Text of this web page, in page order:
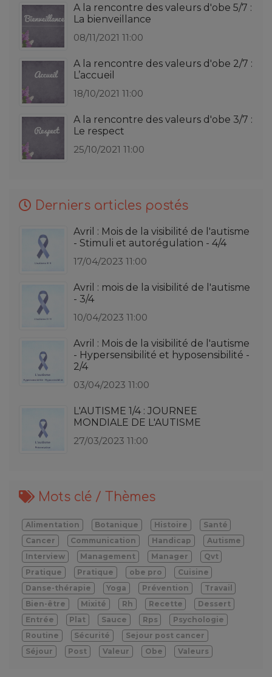
A la rencontre des valeurs d'obe 5/7 :
La bienveillance
08/11/2021 11:00
A la rencontre des valeurs d'obe 2/7 :
L’accueil
18/10/2021 11:00
A la rencontre des valeurs d'obe 3/7 :
Le respect
25/10/2021 11:00
Derniers articles postés
Avril : Mois de la visibilité de l'autisme
- Stimuli et autorégulation - 4/4
17/04/2023 11:00
Avril : mois de la visibilité de l'autisme
- 3/4
10/04/2023 11:00
Avril : Mois de la visibilité de l'autisme
- Hypersensibilité et hyposensibilité -
2/4
03/04/2023 11:00
L'AUTISME 1/4 : JOURNEE
MONDIALE DE L'AUTISME
27/03/2023 11:00
Mots clé / Thèmes
Alimentation Botanique Histoire
Santé
Cancer
Communication Handicap
Autisme
Interview
Management Manager
Qvt
Pratique
Pratique obe pro
Cuisine
Danse-thérapie
Yoga Prévention
Travail
Bien-être
Mixité Rh Recette
Dessert
Entrée
Plat Sauce Rps
Psychologie
Routine
Sécurité
Sejour post cancer
Séjour
Post Valeur Obe Valeurs